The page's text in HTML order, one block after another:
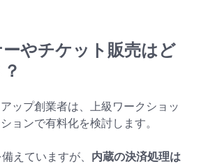
やチケット販売はど
ップ創業者は、上級ワークショッ
ョンで有料化を検討します。
えていますが、 内蔵の決済処理は